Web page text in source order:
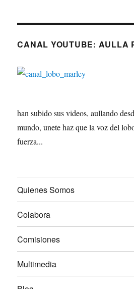
CANAL YOUTUBE: AULLA
han subido sus videos, aullando
mundo, unete haz que la voz del
fuerza...
Quienes Somos
Colabora
Comisiones
Multimedia